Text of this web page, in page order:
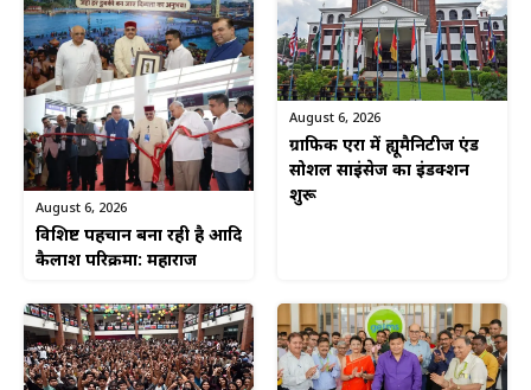
August 6, 2026
विशिष्ट पहचान बना रही है आदि
कैलाश परिक्रमा: महाराज
August 6, 2026
ग्राफिक एरा में ह्यूमैनिटीज एंड
सोशल साइंसेज का इंडक्शन
शुरू